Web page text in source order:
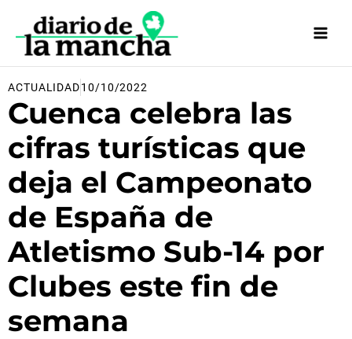
contenido
ACTUALIDAD10/10/2022
Cuenca celebra las
cifras turísticas que
deja el Campeonato
de España de
Atletismo Sub-14 por
Clubes este fin de
semana